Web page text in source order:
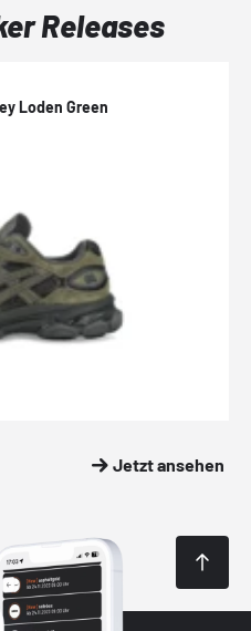
Releases
Loden Green
Jetzt ansehen